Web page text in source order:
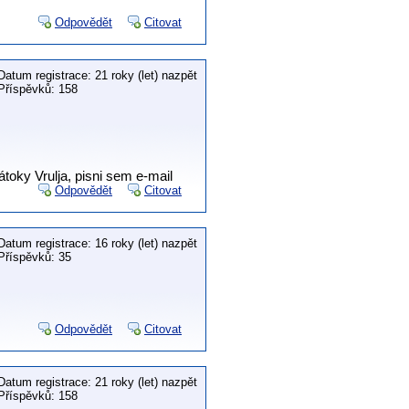
Odpovědět Citovat
registrace: 21 roky (let) nazpět
158
Vrulja, pisni sem e-mail
Odpovědět Citovat
registrace: 16 roky (let) nazpět
35
Odpovědět Citovat
registrace: 21 roky (let) nazpět
158